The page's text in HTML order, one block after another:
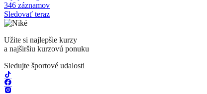
346 záznamov
Sledovať teraz
Užite si najlepšie kurzy
a najširšiu kurzovú ponuku
Sledujte športové udalosti